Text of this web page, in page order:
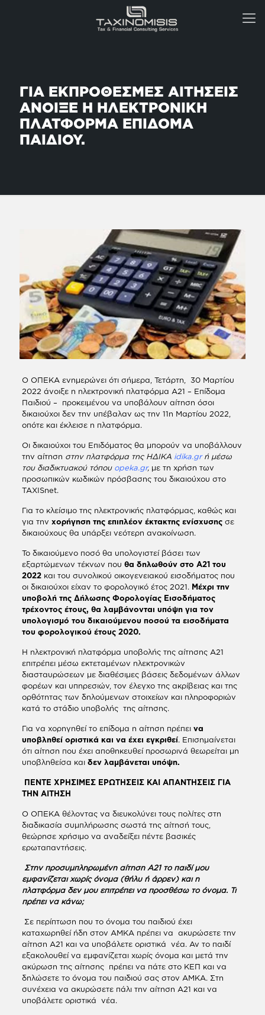
ΓΙΑ ΕΚΠΡΟΘΕΣΜΕΣ ΑΙΤΗΣΕΙΣ
ΑΝΟΙΞΕ Η ΗΛΕΚΤΡΟΝΙΚΗ
ΠΛΑΤΦΟΡΜΑ ΕΠΙΔΟΜΑ
ΠΑΙΔΙΟΥ.
Ο ΟΠΕΚΑ ενημερώνει ότι σήμερα, Τετάρτη, 30 Μαρτίου
2022 άνοιξε η ηλεκτρονική πλατφόρμα Α21 – Επίδομα
Παιδιού – προκειμένου να υποβάλουν αίτηση όσοι
δικαιούχοι δεν την υπέβαλαν ως την 11η Μαρτίου 2022,
οπότε και έκλεισε η πλατφόρμα.
Οι δικαιούχοι του Επιδόματος θα μπορούν να υποβάλλουν
την αίτηση στην πλατφόρμα της ΗΔΙΚΑ idika.grή μέσω
του διαδικτυακού τόπου opeka.gr, με τη χρήση των
προσωπικών κωδικών πρόσβασης του δικαιούχου στο
TAXISnet.
Για το κλείσιμο της ηλεκτρονικής πλατφόρμας, καθώς και
για την χορήγηση της επιπλέον έκτακτης ενίσχυσηςσε
δικαιούχους θα υπάρξει νεότερη ανακοίνωση.
Το δικαιούμενο ποσό θα υπολογιστεί βάσει των
εξαρτώμενων τέκνων που θα δηλωθούν στο Α21 του
2022και του συνολικού οικογενειακού εισοδήματος που
οι δικαιούχοι είχαν το φορολογικό έτος 2021. Μέχρι την
υποβολή της Δήλωσης Φορολογίας Εισοδήματος
τρέχοντος έτους, θα λαμβάνονται υπόψη για τον
υπολογισμό του δικαιούμενου ποσού τα εισοδήματα
του φορολογικού έτους 2020.
Η ηλεκτρονική πλατφόρμα υποβολής της αίτησης Α21
επιτρέπει μέσω εκτεταμένων ηλεκτρονικών
διασταυρώσεων με διαθέσιμες βάσεις δεδομένων άλλων
φορέων και υπηρεσιών, τον έλεγχο της ακρίβειας και της
ορθότητας των δηλούμενων στοιχείων και πληροφοριών
κατά το στάδιο υποβολής της αίτησης.
Για να χορηγηθεί το επίδομα η αίτηση πρέπει να
υποβληθεί οριστικά και να έχει εγκριθεί. Επισημαίνεται
ότι αίτηση που έχει αποθηκευθεί προσωρινά θεωρείται μη
υποβληθείσα και δεν λαμβάνεται υπόψη.
ΠΕΝΤΕ ΧΡΗΣΙΜΕΣ ΕΡΩΤΗΣΕΙΣ ΚΑΙ ΑΠΑΝΤΗΣΕΙΣ ΓΙΑ
ΤΗΝ ΑΙΤΗΣΗ
Ο ΟΠΕΚΑ θέλοντας να διευκολύνει τους πολίτες στη
διαδικασία συμπλήρωσης σωστά της αίτησή τους,
θεώρησε χρήσιμο να αναδείξει πέντε βασικές
ερωταπαντήσεις.
Στην προσυμπληρωμένη αίτηση Α21 το παιδί μου
εμφανίζεται χωρίς όνομα (θήλυ ή άρρεν) και η
πλατφόρμα δεν μου επιτρέπει να προσθέσω το όνομα. Τι
πρέπει να κάνω;
Σε περίπτωση που το όνομα του παιδιού έχει
καταχωρηθεί ήδη στον ΑΜΚΑ πρέπει να ακυρώσετε την
αίτηση Α21 και να υποβάλετε οριστικά νέα. Αν το παιδί
εξακολουθεί να εμφανίζεται χωρίς όνομα και μετά την
ακύρωση της αίτησης πρέπει να πάτε στο ΚΕΠ και να
δηλώσετε το όνομα του παιδιού σας στον ΑΜΚΑ. Στη
συνέχεια να ακυρώσετε πάλι την αίτηση Α21 και να
υποβάλετε οριστικά νέα.